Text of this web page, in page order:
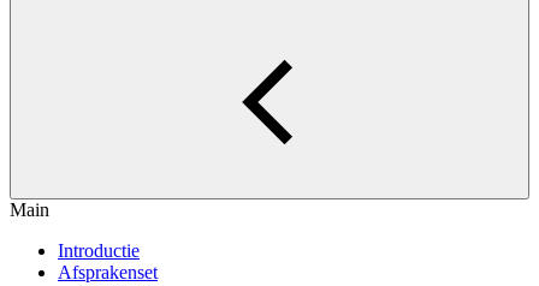
Main
Introductie
Afsprakenset